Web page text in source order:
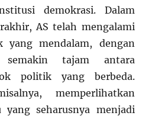
demokrasi. Dalam
AS telah mengalami
yang mendalam, dengan
semakin tajam antara
politik yang berbeda.
memperlihatkan
yang seharusnya menjadi